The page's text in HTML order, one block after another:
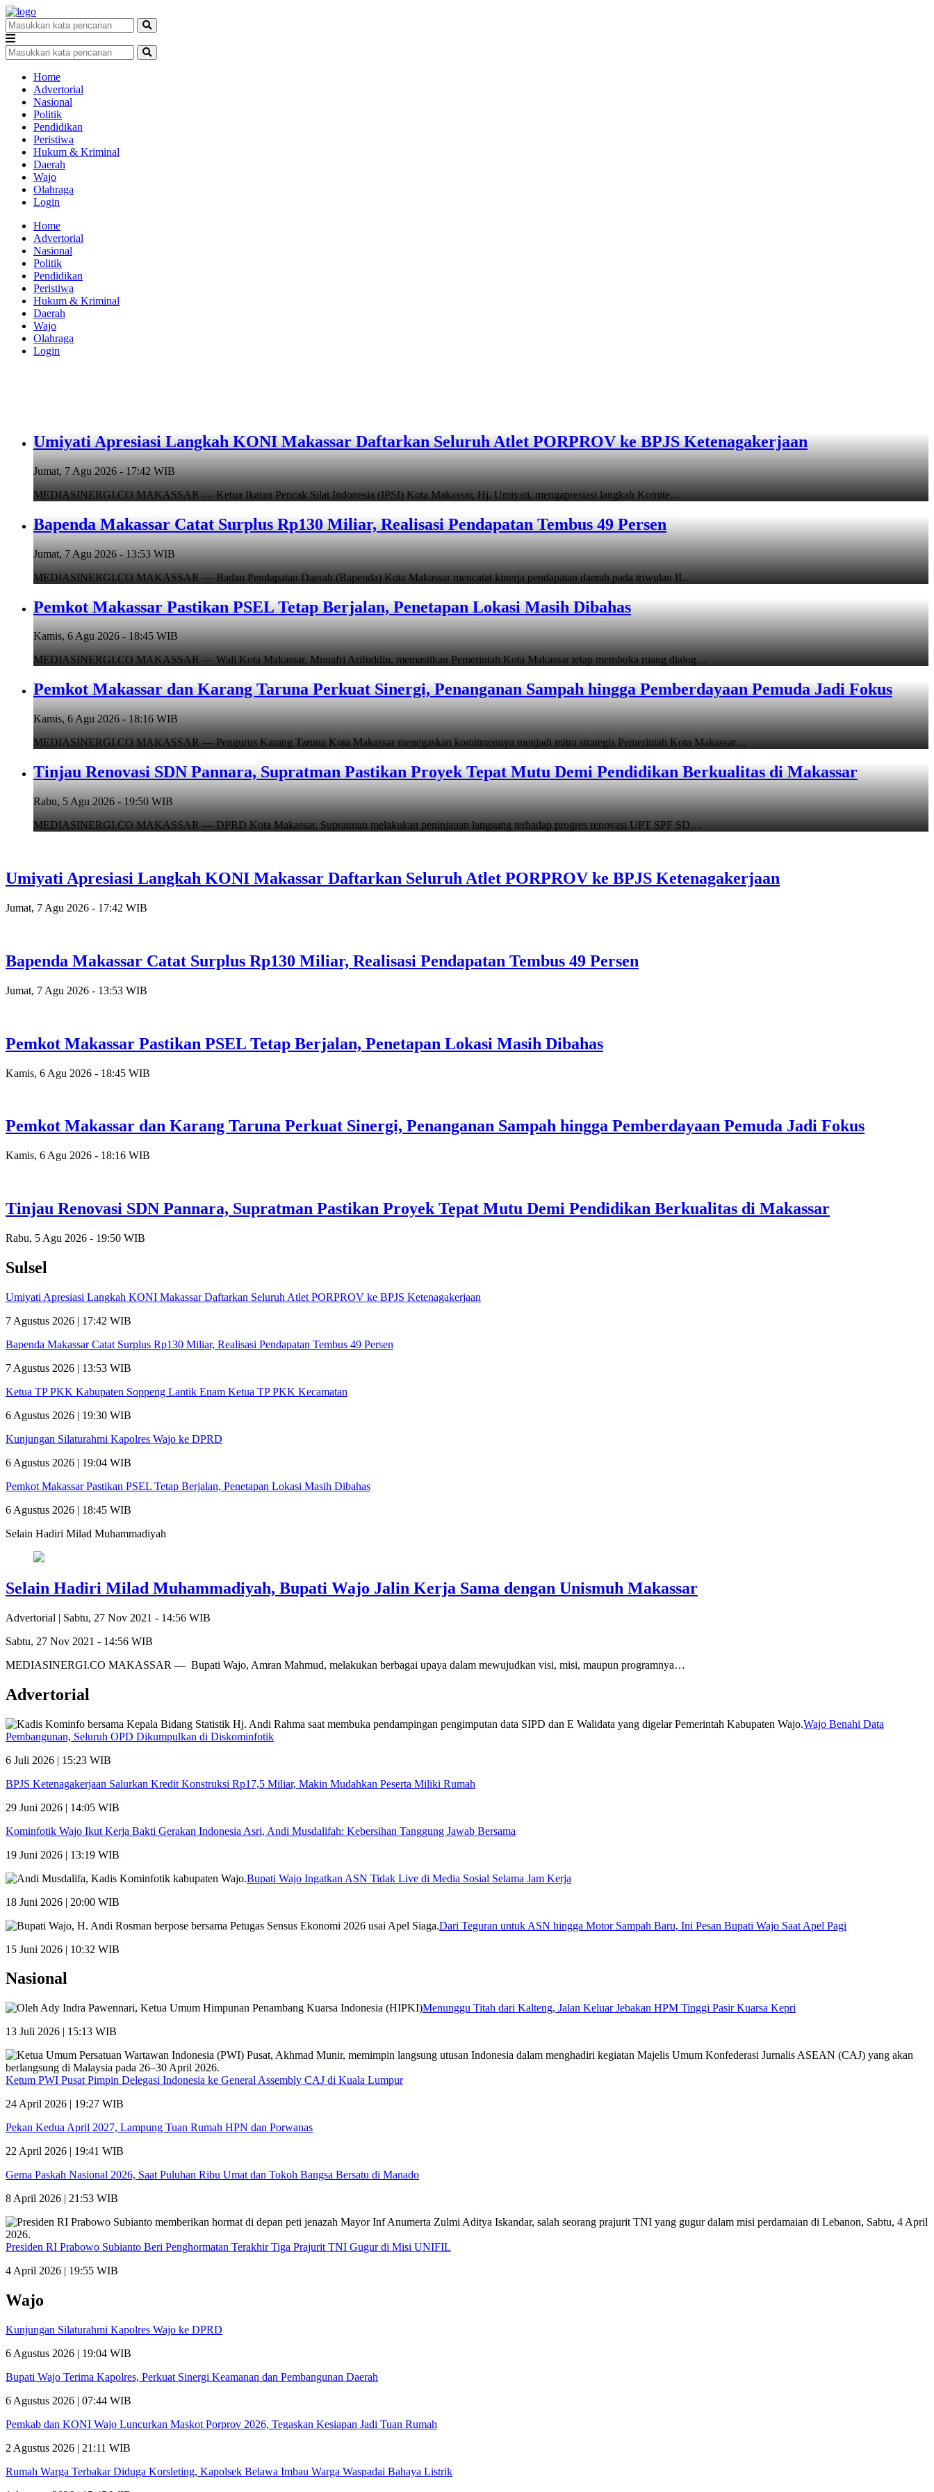
Home
Advertorial
Nasional
Politik
Pendidikan
Peristiwa
Hukum & Kriminal
Daerah
Wajo
Olahraga
Login
Home
Advertorial
Nasional
Politik
Pendidikan
Peristiwa
Hukum & Kriminal
Daerah
Wajo
Olahraga
Login
Umiyati Apresiasi Langkah KONI Makassar Daftarkan Seluruh Atlet PORPROV ke BPJS Ketenagakerjaan
Jumat, 7 Agu 2026 - 17:42 WIB
MEDIASINERGI.CO MAKASSAR — Ketua Ikatan Pencak Silat Indonesia (IPSI) Kota Makassar, Hj. Umiyati, mengapresiasi langkah Komite…
Bapenda Makassar Catat Surplus Rp130 Miliar, Realisasi Pendapatan Tembus 49 Persen
Jumat, 7 Agu 2026 - 13:53 WIB
MEDIASINERGI.CO MAKASSAR — Badan Pendapatan Daerah (Bapenda) Kota Makassar mencatat kinerja pendapatan daerah pada triwulan II…
Pemkot Makassar Pastikan PSEL Tetap Berjalan, Penetapan Lokasi Masih Dibahas
Kamis, 6 Agu 2026 - 18:45 WIB
MEDIASINERGI.CO MAKASSAR — Wali Kota Makassar, Munafri Arifuddin, memastikan Pemerintah Kota Makassar tetap membuka ruang dialog…
Pemkot Makassar dan Karang Taruna Perkuat Sinergi, Penanganan Sampah hingga Pemberdayaan Pemuda Jadi Fokus
Kamis, 6 Agu 2026 - 18:16 WIB
MEDIASINERGI.CO MAKASSAR — Pengurus Karang Taruna Kota Makassar menegaskan komitmennya menjadi mitra strategis Pemerintah Kota Makassar…
Tinjau Renovasi SDN Pannara, Supratman Pastikan Proyek Tepat Mutu Demi Pendidikan Berkualitas di Makassar
Rabu, 5 Agu 2026 - 19:50 WIB
MEDIASINERGI.CO MAKASSAR — DPRD Kota Makassar, Supratman melakukan peninjauan langsung terhadap progres renovasi UPT SPF SD…
Umiyati Apresiasi Langkah KONI Makassar Daftarkan Seluruh Atlet PORPROV ke BPJS Ketenagakerjaan
Jumat, 7 Agu 2026 - 17:42 WIB
Bapenda Makassar Catat Surplus Rp130 Miliar, Realisasi Pendapatan Tembus 49 Persen
Jumat, 7 Agu 2026 - 13:53 WIB
Pemkot Makassar Pastikan PSEL Tetap Berjalan, Penetapan Lokasi Masih Dibahas
Kamis, 6 Agu 2026 - 18:45 WIB
Pemkot Makassar dan Karang Taruna Perkuat Sinergi, Penanganan Sampah hingga Pemberdayaan Pemuda Jadi Fokus
Kamis, 6 Agu 2026 - 18:16 WIB
Tinjau Renovasi SDN Pannara, Supratman Pastikan Proyek Tepat Mutu Demi Pendidikan Berkualitas di Makassar
Rabu, 5 Agu 2026 - 19:50 WIB
Sulsel
Umiyati Apresiasi Langkah KONI Makassar Daftarkan Seluruh Atlet PORPROV ke BPJS Ketenagakerjaan
7 Agustus 2026 | 17:42 WIB
Bapenda Makassar Catat Surplus Rp130 Miliar, Realisasi Pendapatan Tembus 49 Persen
7 Agustus 2026 | 13:53 WIB
Ketua TP PKK Kabupaten Soppeng Lantik Enam Ketua TP PKK Kecamatan
6 Agustus 2026 | 19:30 WIB
Kunjungan Silaturahmi Kapolres Wajo ke DPRD
6 Agustus 2026 | 19:04 WIB
Pemkot Makassar Pastikan PSEL Tetap Berjalan, Penetapan Lokasi Masih Dibahas
6 Agustus 2026 | 18:45 WIB
Selain Hadiri Milad Muhammadiyah
Selain Hadiri Milad Muhammadiyah, Bupati Wajo Jalin Kerja Sama dengan Unismuh Makassar
Advertorial | Sabtu, 27 Nov 2021 - 14:56 WIB
Sabtu, 27 Nov 2021 - 14:56 WIB
MEDIASINERGI.CO MAKASSAR — Bupati Wajo, Amran Mahmud, melakukan berbagai upaya dalam mewujudkan visi, misi, maupun programnya…
Advertorial
Wajo Benahi Data
Pembangunan, Seluruh OPD Dikumpulkan di Diskominfotik
6 Juli 2026 | 15:23 WIB
BPJS Ketenagakerjaan Salurkan Kredit Konstruksi Rp17,5 Miliar, Makin Mudahkan Peserta Miliki Rumah
29 Juni 2026 | 14:05 WIB
Kominfotik Wajo Ikut Kerja Bakti Gerakan Indonesia Asri, Andi Musdalifah: Kebersihan Tanggung Jawab Bersama
19 Juni 2026 | 13:19 WIB
Bupati Wajo Ingatkan ASN Tidak Live di Media Sosial Selama Jam Kerja
18 Juni 2026 | 20:00 WIB
Dari Teguran untuk ASN hingga Motor Sampah Baru, Ini Pesan Bupati Wajo Saat Apel Pagi
15 Juni 2026 | 10:32 WIB
Nasional
Menunggu Titah dari Kalteng, Jalan Keluar Jebakan HPM Tinggi Pasir Kuarsa Kepri
13 Juli 2026 | 15:13 WIB
Ketum PWI Pusat Pimpin Delegasi Indonesia ke General Assembly CAJ di Kuala Lumpur
24 April 2026 | 19:27 WIB
Pekan Kedua April 2027, Lampung Tuan Rumah HPN dan Porwanas
22 April 2026 | 19:41 WIB
Gema Paskah Nasional 2026, Saat Puluhan Ribu Umat dan Tokoh Bangsa Bersatu di Manado
8 April 2026 | 21:53 WIB
Presiden RI Prabowo Subianto Beri Penghormatan Terakhir Tiga Prajurit TNI Gugur di Misi UNIFIL
4 April 2026 | 19:55 WIB
Wajo
Kunjungan Silaturahmi Kapolres Wajo ke DPRD
6 Agustus 2026 | 19:04 WIB
Bupati Wajo Terima Kapolres, Perkuat Sinergi Keamanan dan Pembangunan Daerah
6 Agustus 2026 | 07:44 WIB
Pemkab dan KONI Wajo Luncurkan Maskot Porprov 2026, Tegaskan Kesiapan Jadi Tuan Rumah
2 Agustus 2026 | 21:11 WIB
Rumah Warga Terbakar Diduga Korsleting, Kapolsek Belawa Imbau Warga Waspadai Bahaya Listrik